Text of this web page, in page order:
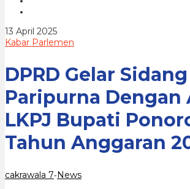
2024
13 April 2025oleh
cakrawala
Kabar Parlemen
DPRD Gelar Sidang
Paripurna Dengan
LKPJ Bupati
Tahun Anggaran
cakrawala 7-News